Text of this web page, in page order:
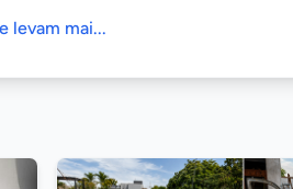
levam mai...